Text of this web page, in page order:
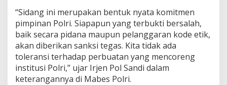
“Sidang ini merupakan bentuk nyata komitmen
pimpinan Polri. Siapapun yang terbukti bersalah,
baik secara pidana maupun pelanggaran kode etik,
akan diberikan sanksi tegas. Kita tidak ada
toleransi terhadap perbuatan yang mencoreng
institusi Polri,” ujar Irjen Pol Sandi dalam
keterangannya di Mabes Polri.